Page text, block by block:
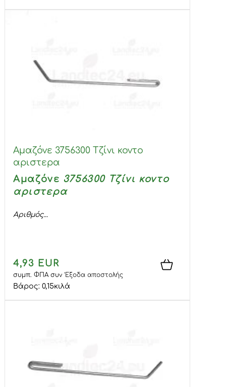
Αμαζόνε 3756300 Τζίνι κοντο
αριστερα
Αμαζόνε 3756300 Τζίνι κοντο
αριστερα
Αριθμός...
4,93 EUR
συμπ. ΦΠΑσυνΈξοδα αποστολής
Βάρος: 0,15κιλά